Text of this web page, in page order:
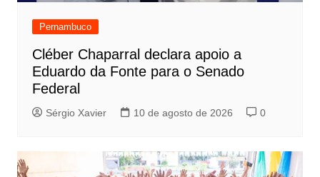
Pernambuco
Cléber Chaparral declara apoio a
Eduardo da Fonte para o Senado
Federal
Sérgio Xavier 10 de agosto de 2026 0